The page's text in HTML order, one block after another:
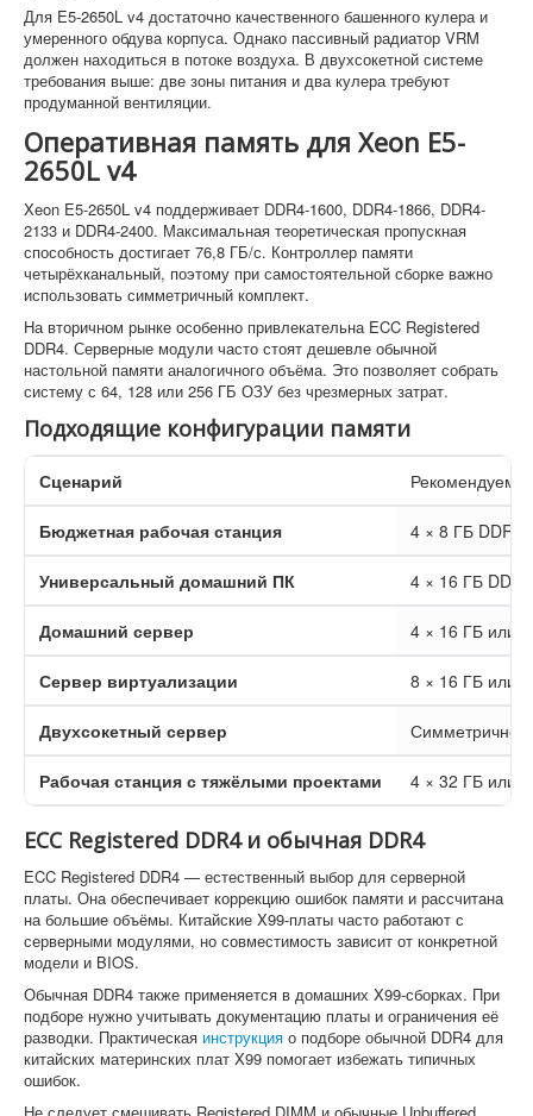
Для E5-2650L v4 достаточно качественного башенного кулера и
умеренного обдува корпуса. Однако пассивный радиатор VRM
должен находиться в потоке воздуха. В двухсокетной системе
требования выше: две зоны питания и два кулера требуют
продуманной вентиляции.
Оперативная память для Xeon E5-
2650L v4
Xeon E5-2650L v4 поддерживает DDR4-1600, DDR4-1866, DDR4-
2133 и DDR4-2400. Максимальная теоретическая пропускная
способность достигает 76,8 ГБ/с. Контроллер памяти
четырёхканальный, поэтому при самостоятельной сборке важно
использовать симметричный комплект.
На вторичном рынке особенно привлекательна ECC Registered
DDR4. Серверные модули часто стоят дешевле обычной
настольной памяти аналогичного объёма. Это позволяет собрать
систему с 64, 128 или 256 ГБ ОЗУ без чрезмерных затрат.
Подходящие конфигурации памяти
Сценарий
Бюджетная рабочая станция 4 × 8 ГБ DDR4
Универсальный домашний ПК 4 × 16 ГБ
Домашний сервер 4 × 16 ГБ или
Сервер виртуализации 8 × 16 ГБ или
Двухсокетный сервер Симметричное
Рабочая станция с тяжёлыми проектами 4 × 32 ГБ или
ECC Registered DDR4 и обычная DDR4
ECC Registered DDR4 — естественный выбор для серверной
платы. Она обеспечивает коррекцию ошибок памяти и рассчитана
на большие объёмы. Китайские X99-платы часто работают с
серверными модулями, но совместимость зависит от конкретной
модели и BIOS.
Обычная DDR4 также применяется в домашних X99-сборках. При
подборе нужно учитывать документацию платы и ограничения её
разводки. Практическая инструкция о подборе обычной DDR4 для
китайских материнских плат X99 помогает избежать типичных
ошибок.